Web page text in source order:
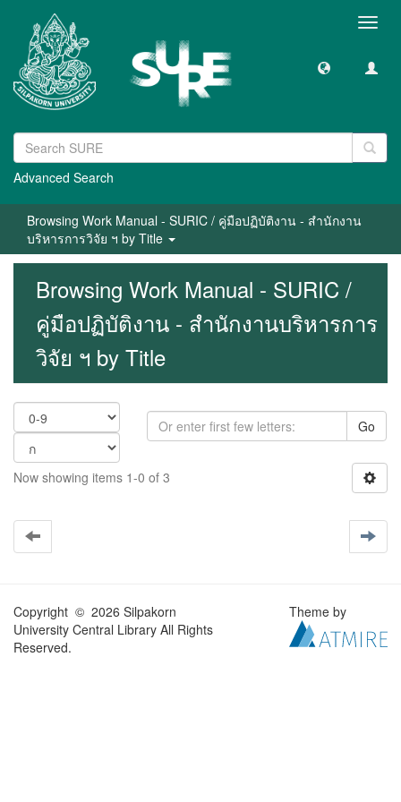
Advanced Search
Browsing Work Manual - SURIC / คู่มือปฏิบัติงาน - สำนักงาน
บริหารการวิจัย ฯ by Title
Browsing Work Manual - SURIC /
คู่มือปฏิบัติงาน - สำนักงานบริหารการ
วิจัย ฯ by Title
Go
Now showing items 1-0 of 3
Copyright © 2026 Silpakorn
University Central Library All Rights
Reserved.
Theme by